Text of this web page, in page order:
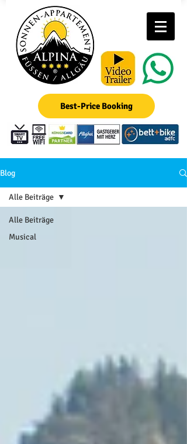
Best-Price Booking
Blog
Alle Beiträge
Musical
Alle Beiträge